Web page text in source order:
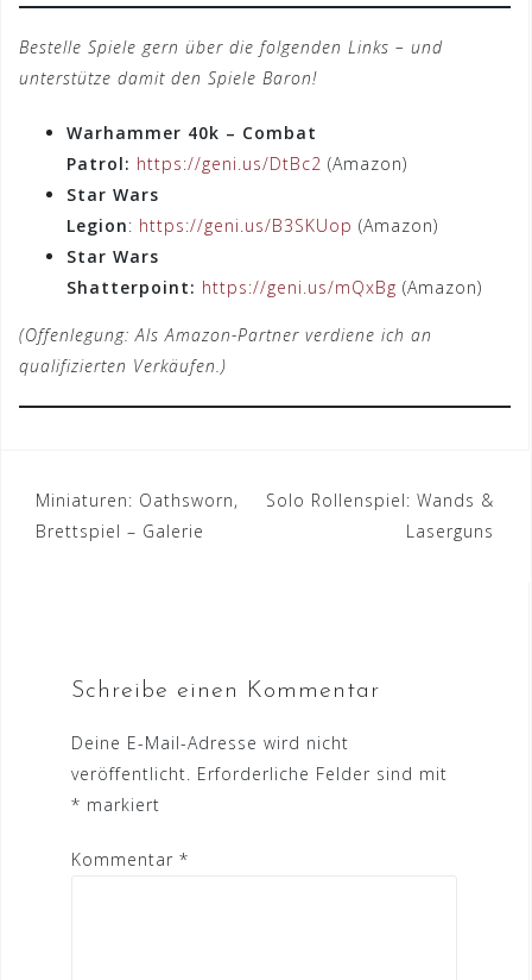
Bestelle Spiele gern über die folgenden Links – und
unterstütze damit den Spiele Baron!
Warhammer 40k – Combat
Patrol: https://geni.us/DtBc2 (Amazon)
Star Wars
Legion: https://geni.us/B3SKUop (Amazon)
Star Wars
Shatterpoint: https://geni.us/mQxBg (Amazon)
(Offenlegung: Als Amazon-Partner verdiene ich an
qualifizierten Verkäufen.)
Beitrags-
Navigation
Miniaturen: Oathsworn,
Brettspiel – Galerie
Solo Rollenspiel: Wands &
Laserguns
Schreibe einen Kommentar
Deine E-Mail-Adresse wird nicht
veröffentlicht. Erforderliche Felder sind mit
* markiert
Kommentar *